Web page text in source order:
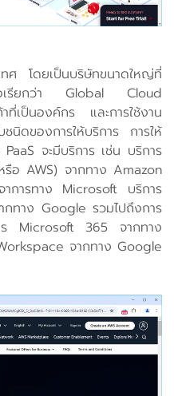
ทศ โดยเป็นบริษัทขนาดใหญ่ที่
อเรียกว่า Global Cloud
เป็นองค์กร และการใช้งาน
ดของการให้บริการ การให้
จะมีบริการ เช่น บริการ
อ AWS) จากทาง Amazon
การทาง Microsoft บริการ
ทาง Google รวมไปถึงการ
ร Microsoft 365 จากทาง
จากทาง Google